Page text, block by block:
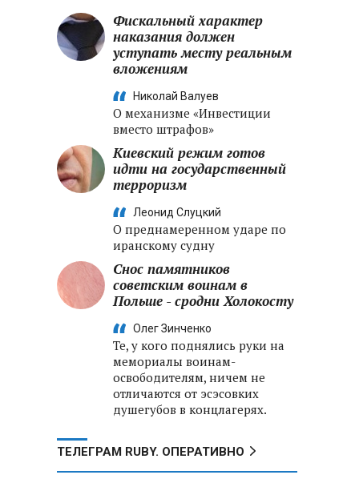
Минобороны РФ: новые
военно-строительные
подразделения будут возводить
стране
Фискальный характер
наказания должен
уступать месту реальным
вложениям
Николай Валуев
О механизме «Инвестиции
вместо штрафов»
Киевский режим готов
идти на государственный
терроризм
Леонид Слуцкий
О преднамеренном ударе по
иранскому судну
Снос памятников
советским воинам в
Польше - сродни Холокосту
Олег Зинченко
Те, у кого поднялись руки на
мемориалы воинам-
освободителям, ничем не
отличаются от эсэсовких
душегубов в концлагерях.
ТЕЛЕГРАМ RUBY. ОПЕРАТИВНО